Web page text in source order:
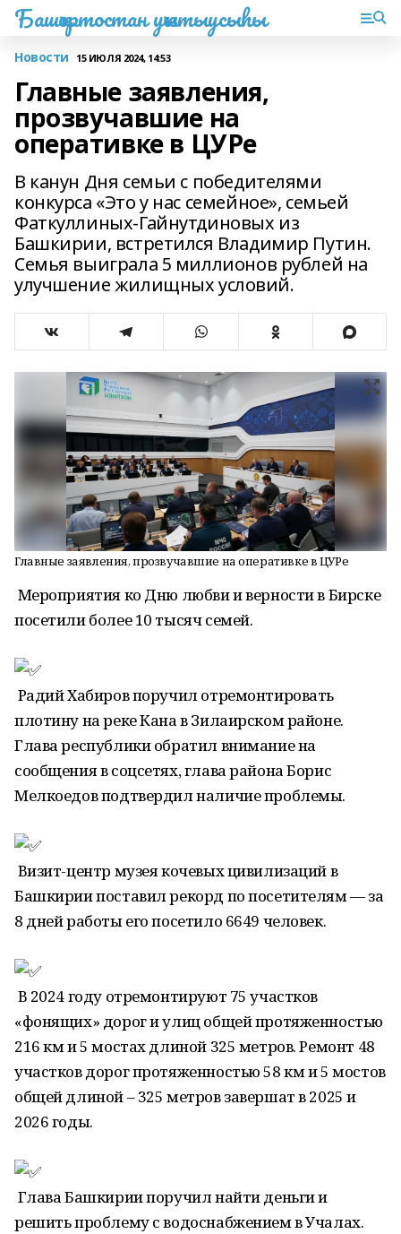
Башҡортостан уҡытыусыһы
Новости 15 ИЮЛЯ 2024, 14:53
Главные заявления,
прозвучавшие на
оперативке в ЦУРе
В канун Дня семьи с победителями
конкурса «Это у нас семейное», семьей
Фаткуллиных-Гайнутдиновых из
Башкирии, встретился Владимир Путин.
Семья выиграла 5 миллионов рублей на
улучшение жилищных условий.
Главные заявления, прозвучавшие на оперативке в ЦУРе
Мероприятия ко Дню любви и верности в Бирске
посетили более 10 тысяч семей.
Радий Хабиров поручил отремонтировать
плотину на реке Кана в Зилаирском районе.
Глава республики обратил внимание на
сообщения в соцсетях, глава района Борис
Мелкоедов подтвердил наличие проблемы.
Визит-центр музея кочевых цивилизаций в
Башкирии поставил рекорд по посетителям — за
8 дней работы его посетило 6649 человек.
В 2024 году отремонтируют 75 участков
«фонящих» дорог и улиц общей протяженностью
216 км и 5 мостах длиной 325 метров. Ремонт 48
участков дорог протяженностью 58 км и 5 мостов
общей длиной – 325 метров завершат в 2025 и
2026 годы.
Глава Башкирии поручил найти деньги и
решить проблему с водоснабжением в Учалах.